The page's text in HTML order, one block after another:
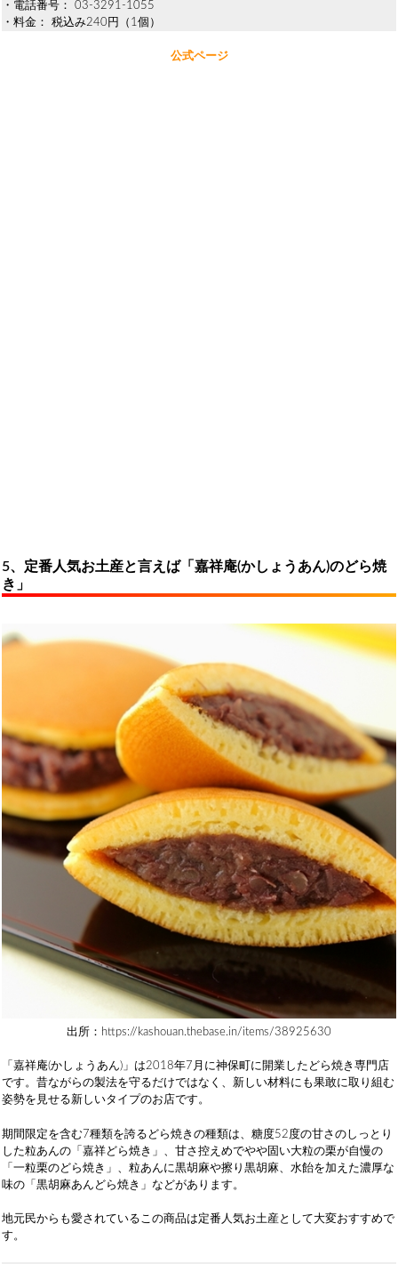
・電話番号： 03-3291-1055
・料金： 税込み240円（1個）
公式ページ
5、定番人気お土産と言えば「嘉祥庵(かしょうあん)のどら焼
き」
出所：https://kashouan.thebase.in/items/38925630
「嘉祥庵(かしょうあん)」は2018年7月に神保町に開業したどら焼き専門店
です。昔ながらの製法を守るだけではなく、新しい材料にも果敢に取り組む
姿勢を見せる新しいタイプのお店です。
期間限定を含む7種類を誇るどら焼きの種類は、糖度52度の甘さのしっとり
した粒あんの「嘉祥どら焼き」、甘さ控えめでやや固い大粒の栗が自慢の
「一粒栗のどら焼き」、粒あんに黒胡麻や擦り黒胡麻、水飴を加えた濃厚な
味の「黒胡麻あんどら焼き」などがあります。
地元民からも愛されているこの商品は定番人気お土産として大変おすすめで
す。